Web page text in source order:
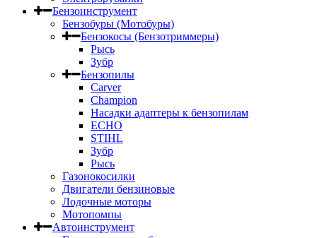
Бензоинструмент
Бензобуры (Мотобуры)
Бензокосы (Бензотриммеры)
Рысь
Зубр
Бензопилы
Carver
Champion
Насадки адаптеры к бензопилам
ECHO
STIHL
Зубр
Рысь
Газонокосилки
Двигатели бензиновые
Лодочные моторы
Мотопомпы
Автоинструмент